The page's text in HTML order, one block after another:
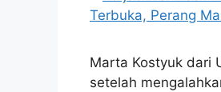
Marta Kostyuk dari
setelah